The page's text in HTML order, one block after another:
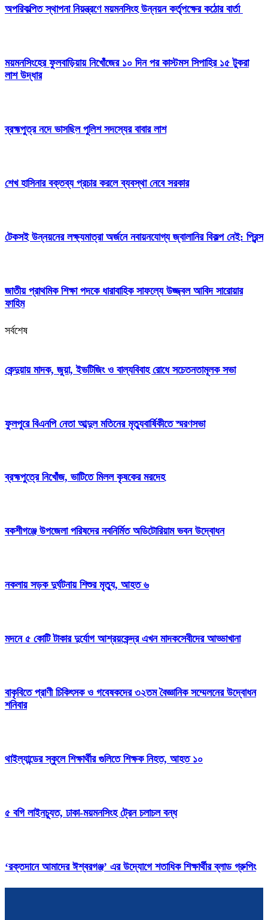
অপরিকল্পিত স্থাপনা নিয়ন্ত্রণে ময়মনসিংহ উন্নয়ন কর্তৃপক্ষের কঠোর বার্তা
ময়মনসিংহের ফুলবাড়িয়ায় নিখোঁজের ১০ দিন পর কাস্টমস সিপাহির ১৫ টুকরা
লাশ উদ্ধার
ব্রহ্মপুত্র নদে ভাসছিল পুলিশ সদস্যের বাবার লাশ
শেখ হাসিনার বক্তব্য প্রচার করলে ব্যবস্থা নেবে সরকার
টেকসই উন্নয়নের লক্ষ্যমাত্রা অর্জনে নবায়নযোগ্য জ্বালানির বিকল্প নেই: প্রিন্স
জাতীয় প্রাথমিক শিক্ষা পদকে ধারাবাহিক সাফল্যে উজ্জ্বল আবিদ সারোয়ার
ফাহিম
সর্বশেষ
কেন্দুয়ায় মাদক, জুয়া, ইভটিজিং ও বাল্যবিবাহ রোধে সচেতনতামূলক সভা
ফুলপুরে বিএনপি নেতা আব্দুল মতিনের মৃত্যুবার্ষিকীতে স্মরণসভা
ব্রহ্মপুত্রে নিখোঁজ, ভাটিতে মিলল কৃষকের মরদেহ
বকশীগঞ্জে উপজেলা পরিষদের নবনির্মিত অডিটোরিয়াম ভবন উদ্বোধন
নকলায় সড়ক দুর্ঘটনায় শিশুর মৃত্যু, আহত ৬
মদনে ৫ কোটি টাকার দুর্যোগ আশ্রয়কেন্দ্র এখন মাদকসেবীদের আড্ডাখানা
বাকৃবিতে প্রাণী চিকিৎসক ও গবেষকদের ৩২তম বৈজ্ঞানিক সম্মেলনের উদ্বোধন
শনিবার
থাইল্যান্ডের স্কুলে শিক্ষার্থীর গুলিতে শিক্ষক নিহত, আহত ১০
৫ বগি লাইনচ্যুত, ঢাকা-ময়মনসিংহ ট্রেন চলাচল বন্ধ
‘রক্তদানে আমাদের ঈশ্বরগঞ্জ’ এর উদ্যোগে শতাধিক শিক্ষার্থীর ব্লাড গ্রুপিং